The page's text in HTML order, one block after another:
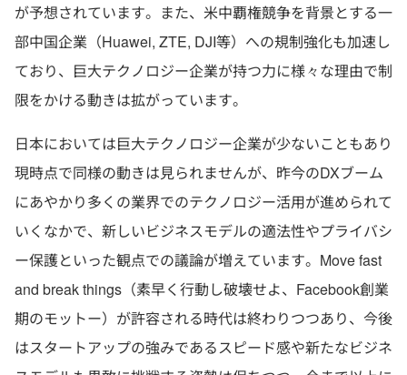
が予想されています。また、米中覇権競争を背景とする一
部中国企業（Huawei, ZTE, DJI等）への規制強化も加速し
ており、巨大テクノロジー企業が持つ力に様々な理由で制
限をかける動きは拡がっています。
日本においては巨大テクノロジー企業が少ないこともあり
現時点で同様の動きは見られませんが、昨今のDXブーム
にあやかり多くの業界でのテクノロジー活用が進められて
いくなかで、新しいビジネスモデルの適法性やプライバシ
ー保護といった観点での議論が増えています。Move fast
and break things（素早く行動し破壊せよ、Facebook創業
期のモットー）が許容される時代は終わりつつあり、今後
はスタートアップの強みであるスピード感や新たなビジネ